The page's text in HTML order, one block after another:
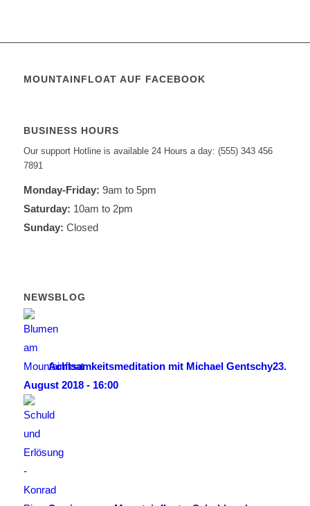
MOUNTAINFLOAT AUF FACEBOOK
BUSINESS HOURS
Our support Hotline is available 24 Hours a day: (555) 343 456
7891
Monday-Friday: 9am to 5pm
Saturday: 10am to 2pm
Sunday: Closed
NEWSBLOG
Achtsamkeitsmeditation mit Michael Gentschy23.
August 2018 - 16:00